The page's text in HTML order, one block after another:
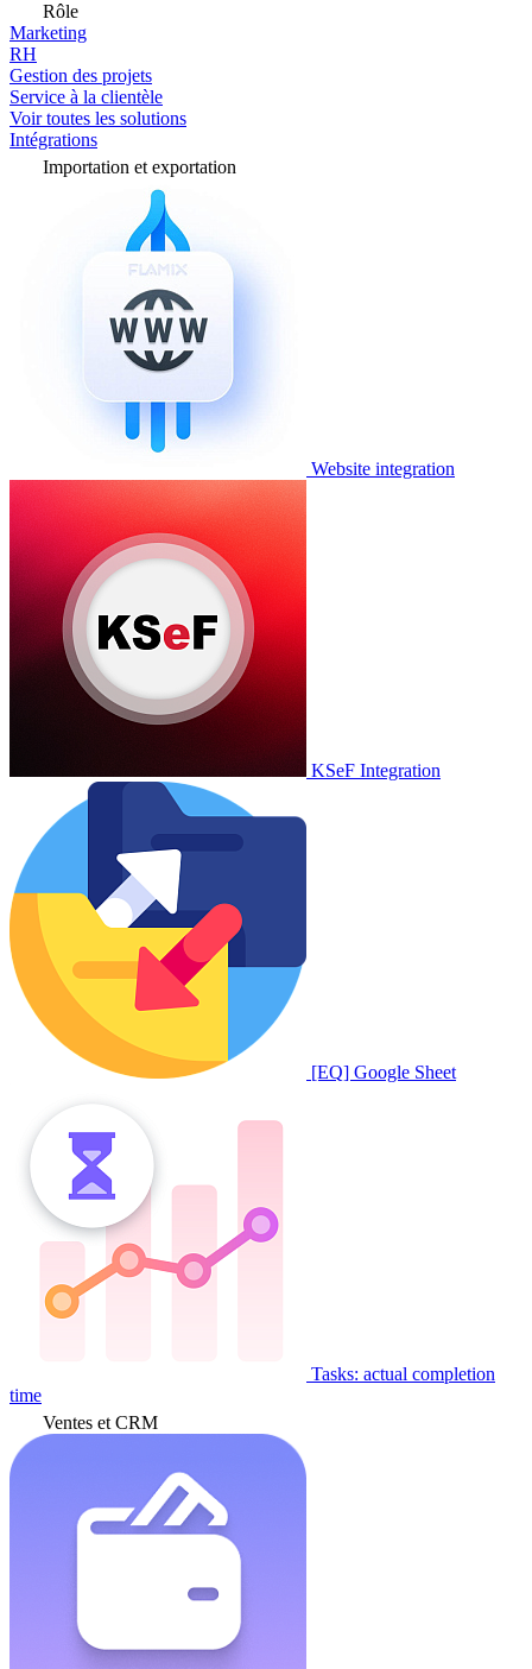
Rôle
Marketing
RH
Gestion des projets
Service à la clientèle
Voir toutes les solutions
Intégrations
Importation et exportation
Website integration
KSeF Integration
[EQ] Google Sheet
Tasks: actual completion
time
Ventes et CRM